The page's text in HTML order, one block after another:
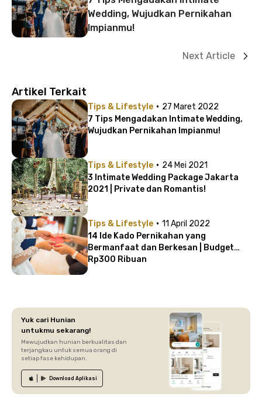
Wedding, Wujudkan Pernikahan
Impianmu!
Next Article
Artikel Terkait
Tips & Lifestyle · 27 Maret 2022
7 Tips Mengadakan Intimate Wedding,
Wujudkan Pernikahan Impianmu!
Tips & Lifestyle · 24 Mei 2021
3 Intimate Wedding Package Jakarta
2021 | Private dan Romantis!
Tips & Lifestyle · 11 April 2022
14 Ide Kado Pernikahan yang
Bermanfaat dan Berkesan | Budget
Rp300 Ribuan
Yuk cari Hunian
untukmu sekarang!
Mewujudkan hunian berkualitas dan
terjangkau untuk semua orang di
setiap fase kehidupan.
Download Aplikasi